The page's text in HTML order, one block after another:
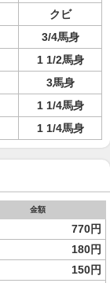
クビ
3/4馬身
1 1/2馬身
3馬身
1 1/4馬身
1 1/4馬身
金額
770円
180円
150円